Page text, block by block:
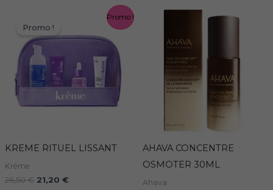
Promo !
Promo !
KREME RITUEL LISSANT
Kréme
26,50€
initial
était :
26,50 €.
21,20 €
actuel
AHAVA CONCENTRE
OSMOTER 30ML
Ahava